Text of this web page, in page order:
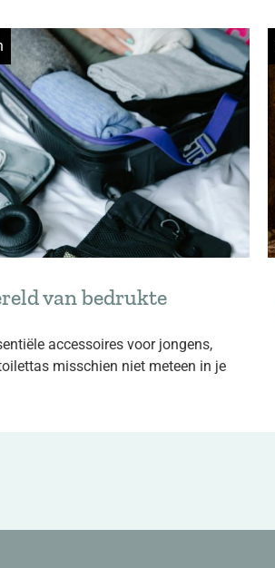
van bedrukte
accessoires voor jongens,
misschien niet meteen in je